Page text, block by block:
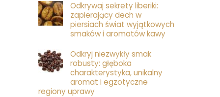
Odkrywaj sekrety liberiki:
zapierający dech w
piersiach świat wyjątkowych
smaków i aromatów kawy
Odkryj niezwykły smak
robusty: głęboka
charakterystyka, unikalny
aromat i egzotyczne
regiony uprawy